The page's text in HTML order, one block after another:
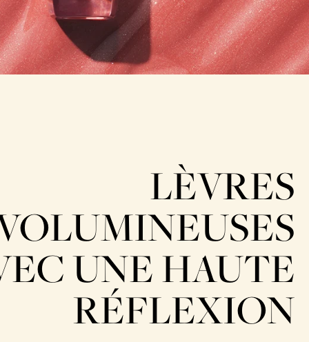
LÈVRES
UNE HAUTE
RÉFLEXION